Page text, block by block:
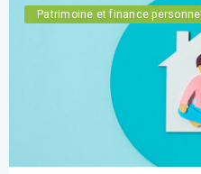
Patrimoine et finance personnel